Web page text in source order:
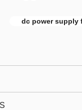
dc power supply